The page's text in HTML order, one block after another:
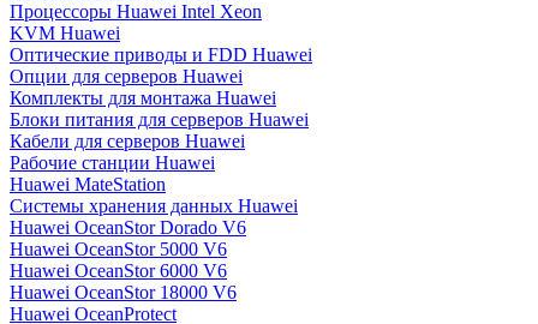
Процессоры Huawei Intel Xeon
KVM Huawei
Оптические приводы и FDD Huawei
Опции для серверов Huawei
Комплекты для монтажа Huawei
Блоки питания для серверов Huawei
Кабели для серверов Huawei
Рабочие станции Huawei
Huawei MateStation
Системы хранения данных Huawei
Huawei OceanStor Dorado V6
Huawei OceanStor 5000 V6
Huawei OceanStor 6000 V6
Huawei OceanStor 18000 V6
Huawei OceanProtect